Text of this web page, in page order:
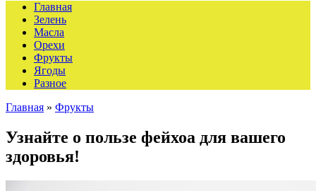
Главная
Зелень
Масла
Орехи
Фрукты
Ягоды
Разное
Главная » Фрукты
Узнайте о пользе фейхоа для вашего
здоровья!